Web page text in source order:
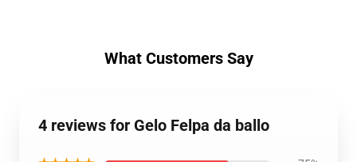
What Customers Say
4 reviews for Gelo Felpa da ballo